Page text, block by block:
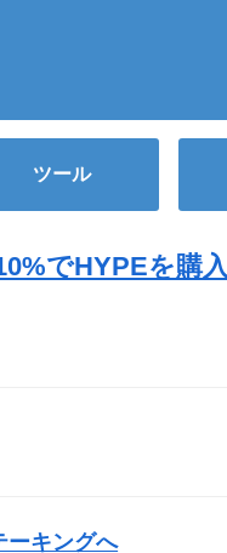
ツール
でHYPEを購入
ーキングへ